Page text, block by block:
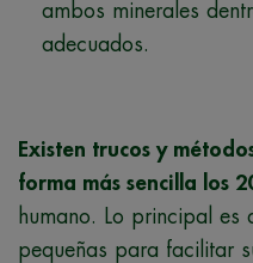
ambos minerales
adecuados.
Existen trucos y
forma más sencilla los
humano. Lo principal es
pequeñas para facilitar